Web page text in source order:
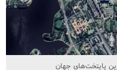
پایتخت‌های جهان